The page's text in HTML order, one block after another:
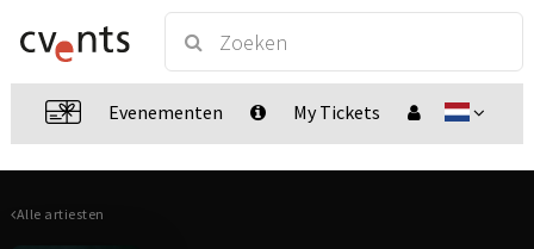
Evenementen My Tickets
Alle artiesten